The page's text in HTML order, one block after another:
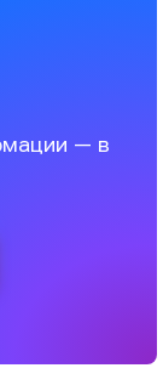
— в